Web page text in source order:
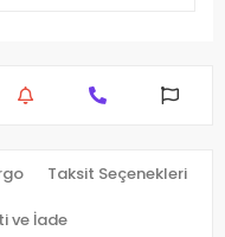
Taksit Seçenekleri
ve İade